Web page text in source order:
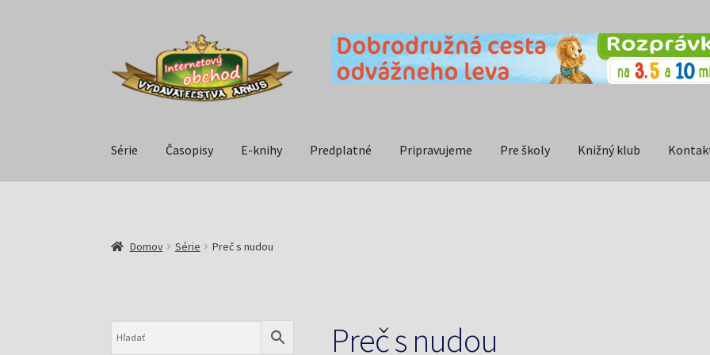
Série Časopisy E-knihy Predplatné Pripravujeme Pre školy Knižný klub
Domov Série Preč s nudou
Preč s nudou